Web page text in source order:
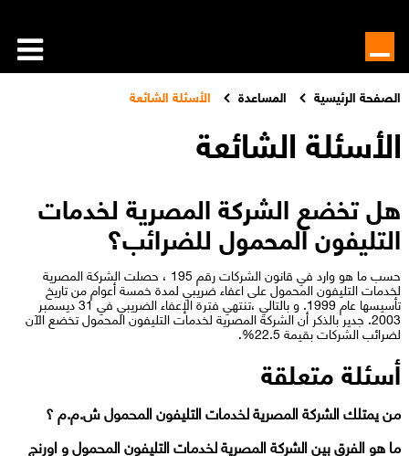
الصفحة الرئيسية المساعدة الأسئلة الشائعة
الأسئلة الشائعة
هل تخضع الشركة المصرية لخدمات
التليفون المحمول للضرائب؟
حسب ما هو وارد في قانون الشركات رقم 195 ، حصلت الشركة المصرية
لخدمات التليفون المحمول على اعفاء ضريبي لمدة خمسة أعوام من تاريخ
تأسيسها عام 1999. و بالتالي ،تنتهي فترة الإعفاء الضريبي في 31 ديسمبر
2003. جدير بالذكر أن الشركة المصرية لخدمات التليفون المحمول تخضع الآن
لضرائب الشركات بقيمة 22.5%.​​​
أسئلة متعلقة
من يمتلك الشركة المصرية لخدمات التليفون المحمول ش.م.م ؟
ما هو الفرق بين الشركة المصرية لخدمات التليفون المحمول و اورنج